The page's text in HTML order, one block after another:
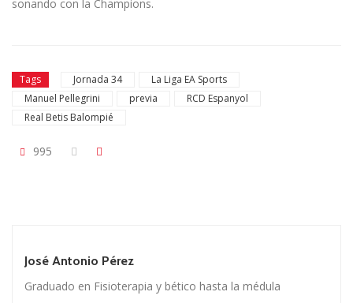
sonando con la Champions.
Tags Jornada 34
La Liga EA Sports
Manuel Pellegrini
previa
RCD Espanyol
Real Betis Balompié
995
José Antonio Pérez
Graduado en Fisioterapia y bético hasta la médula